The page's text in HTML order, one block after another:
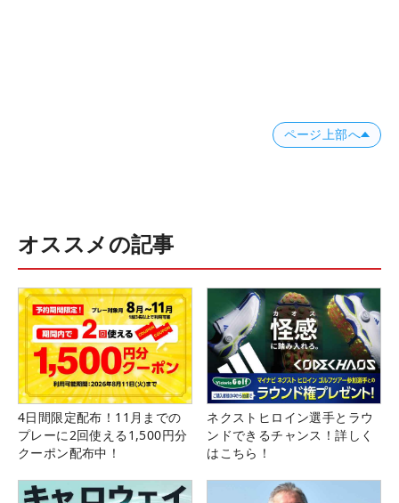
ページ上部へ
オススメの記事
4日間限定配布！11月までの
プレーに2回使える1,500円分
クーポン配布中！
ネクストヒロイン選手とラウ
ンドできるチャンス！詳しく
はこちら！